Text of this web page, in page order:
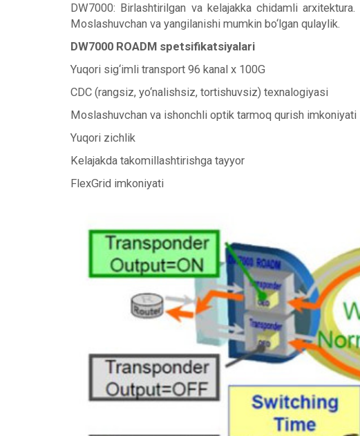
DW7000: Birlashtirilgan va kelajakka chidamli arxitektura.
Moslashuvchan va yangilanishi mumkin bo‘lgan qulaylik.
DW7000 ROADM spetsifikatsiyalari
Yuqori sig‘imli transport 96 kanal x 100G
CDC (rangsiz, yo‘nalishsiz, tortishuvsiz) texnalogiyasi
Moslashuvchan va ishonchli optik tarmoq qurish imkoniyati
Yuqori zichlik
Kelajakda takomillashtirishga tayyor
FlexGrid imkoniyati